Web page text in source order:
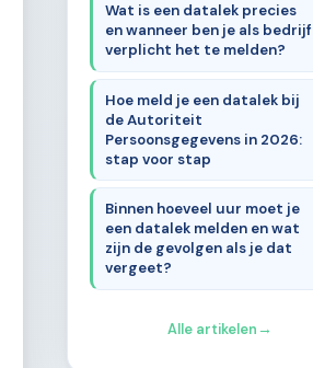
Wat is een datalek precies
en wanneer ben je als bedrijf
verplicht het te melden?
Hoe meld je een datalek bij
de Autoriteit
Persoonsgegevens in 2026:
stap voor stap
Binnen hoeveel uur moet je
een datalek melden en wat
zijn de gevolgen als je dat
vergeet?
Alle artikelen